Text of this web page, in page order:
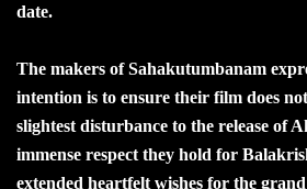
date.
The makers of Sahakutumbanam
intention is to ensure their film does
slightest disturbance to the release of
immense respect they hold for
extended heartfelt wishes for the